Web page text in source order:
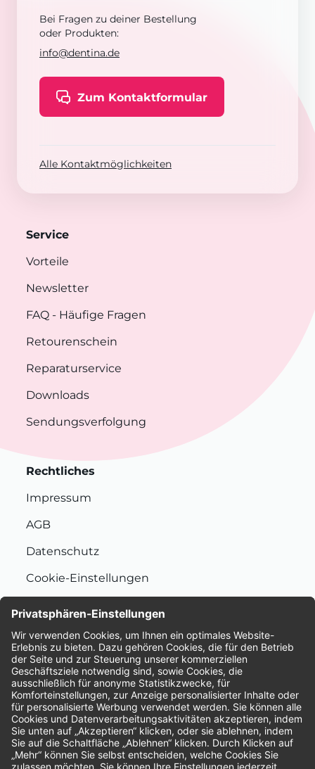
Bei Fragen zu deiner Bestellung
oder Produkten:
info@dentina.de
Zum Kontaktformular
Alle Kontaktmöglichkeiten
Service
Vorteile
Newsletter
FAQ - Häufige Fragen
Retourenschein
Reparaturservice
Downloads
Sendungsverfolgung
Rechtliches
Impressum
AGB
Datenschutz
Cookie-Einstellungen
Bewertungen